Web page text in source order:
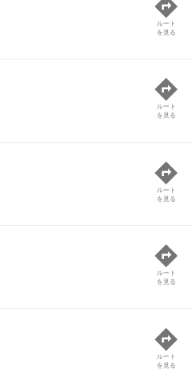
ルート
を見る
ルート
を見る
ルート
を見る
ルート
を見る
ルート
を見る